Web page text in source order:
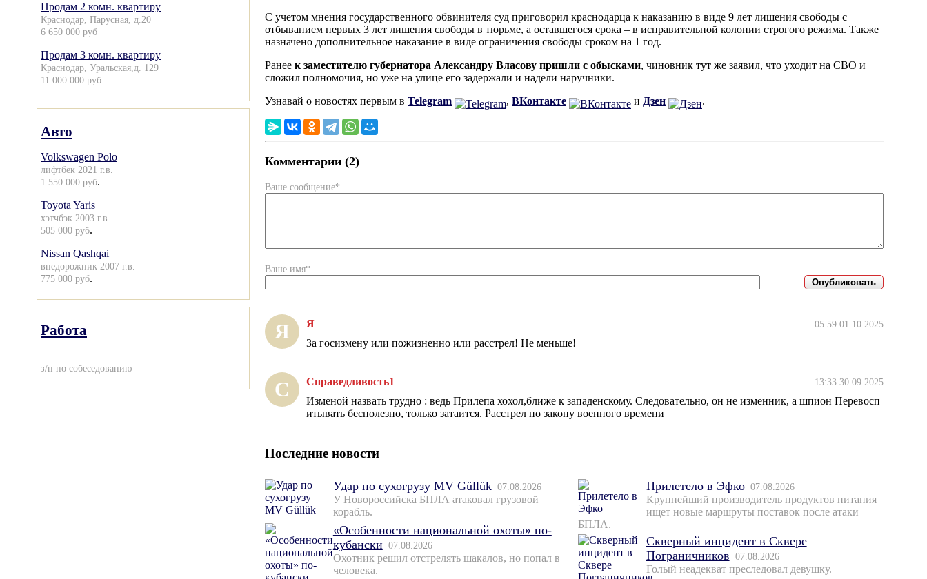
Продам 2 комн. квартиру
Краснодар, Парусная, д.20
6 650 000 руб
Продам 3 комн. квартиру
Краснодар, Уральская,д. 129
11 000 000 руб
Авто
Volkswagen Polo
лифтбек 2021 г.в.
1 550 000 руб.
Toyota Yaris
хэтчбэк 2003 г.в.
505 000 руб.
Nissan Qashqai
внедорожник 2007 г.в.
775 000 руб.
Работа
з/п по собеседованию
С учетом мнения государственного обвинителя суд приговорил краснодарца к наказанию в виде 9 лет лишения свободы с
отбыванием первых 3 лет лишения свободы в тюрьме, а оставшегося срока – в исправительной колонии строгого режима. Также
назначено дополнительное наказание в виде ограничения свободы сроком на 1 год.
Ранее к заместителю губернатора Александру Власову пришли с обысками, чиновник тут же заявил, что уходит на СВО и
сложил полномочия, но уже на улице его задержали и надели наручники.
Узнавай о новостях первым в Telegram , ВКонтакте и Дзен .
Комментарии (2)
Ваше сообщение*
Ваше имя*
Я Я 05:59 01.10.2025
За госизмену или пожизненно или расстрел! Не меньше!
С Справедливость1 13:33 30.09.2025
Изменой назвать трудно : ведь Прилепа хохол,ближе к западенскому. Следовательно, он не изменник, а шпион Перевосп
итывать бесполезно, только затаится. Расстрел по закону военного времени
Последние новости
Удар по сухогрузу MV Güllük 07.08.2026
У Новороссийска БПЛА атаковал грузовой
корабль.
«Особенности национальной охоты» по-
кубански 07.08.2026
Охотник решил отстрелять шакалов, но попал в
человека.
Прилетело в Эфко 07.08.2026
Крупнейший производитель продуктов питания
ищет новые маршруты поставок после атаки
БПЛА.
Скверный инцидент в Сквере
Пограничников 07.08.2026
Голый неадекват преследовал девушку.